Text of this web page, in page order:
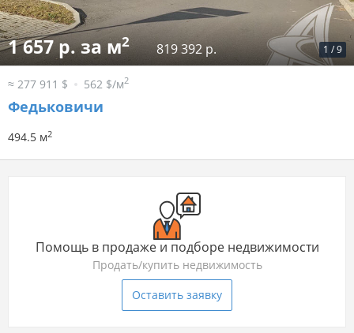
1 /9
1 657 р. за м2 819 392 р.
≈ 277 911 $ 562 $/м2
Федьковичи
494.5 м2
Помощь в продаже и подборе недвижимости
Продать/купить недвижимость
Оставить заявку